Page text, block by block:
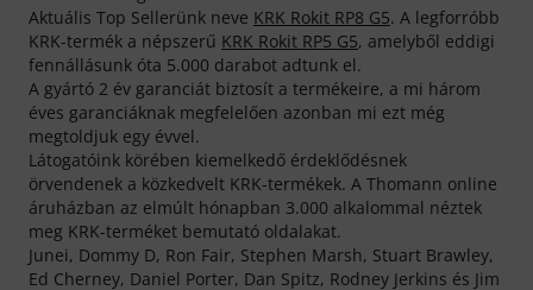
Aktuális Top Sellerünk neve KRK Rokit RP8 G5. A legforróbb
KRK-termék a népszerű KRK Rokit RP5 G5, amelyből eddigi
fennállásunk óta 5.000 darabot adtunk el.
A gyártó 2 év garanciát biztosít a termékeire, a mi három
éves garanciáknak megfelelően azonban mi ezt még
megtoldjuk egy évvel.
Látogatóink körében kiemelkedő érdeklődésnek
örvendenek a közkedvelt KRK-termékek. A Thomann online
áruházban az elmúlt hónapban 3.000 alkalommal néztek
meg KRK-terméket bemutató oldalakat.
Junei, Dommy D, Ron Fair, Stephen Marsh, Stuart Brawley,
Ed Cherney, Daniel Porter, Dan Spitz, Rodney Jerkins és Jim